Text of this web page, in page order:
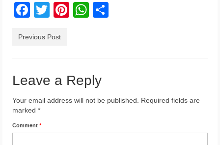
Francija
Indonēzija
Par Mums
Facebook
TwitterPinterest
WhatsApp
Previous Post
Leave a Reply
Your email address will not be published.
Required fields are
marked *
Comment *